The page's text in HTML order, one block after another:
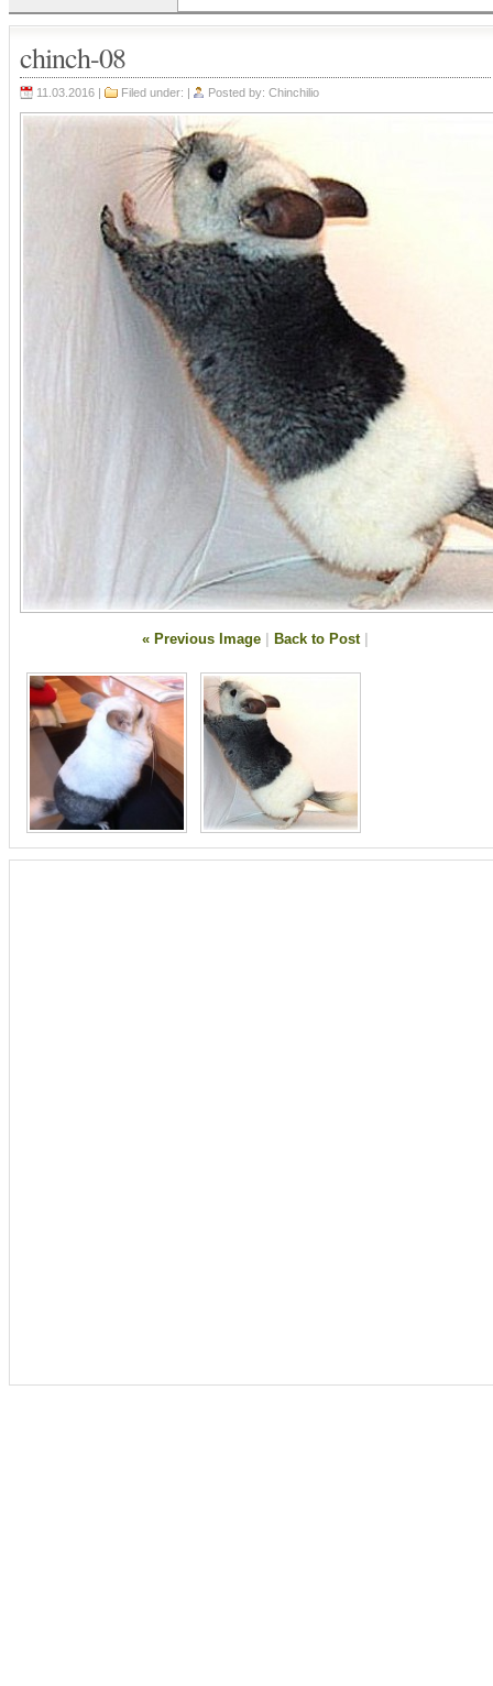
chinch-08
11.03.2016 | Filed under: | Posted by: Chinchilio
« Previous Image Back to Post|